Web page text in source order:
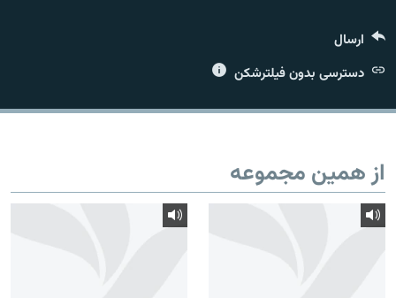
زبان‌های دیگر
ارسال
دسترسی بدون فیلترشکن
از همین مجموعه